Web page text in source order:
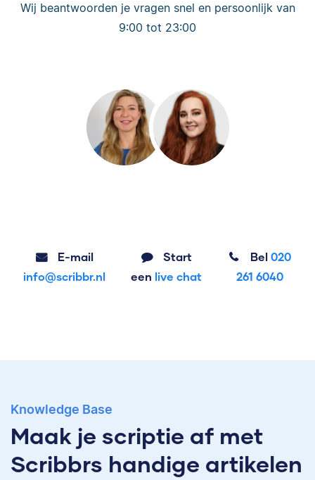
Wij beantwoorden je vragen snel en persoonlijk van
9:00 tot 23:00
E-mail
info@scribbr.nl
Start
een live chat
Bel020
261 6040
Knowledge Base
Maak je scriptie af met
Scribbrs handige artikelen